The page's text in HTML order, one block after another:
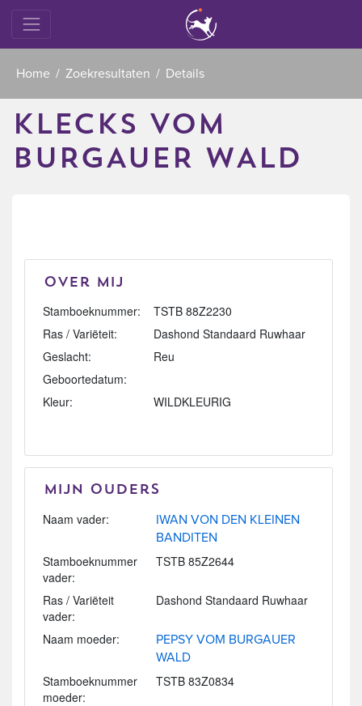
Home Zoekresultaten Details
KLECKS VOM
BURGAUER WALD
Over mij
Stamboeknummer:
TSTB 88Z2230
Ras / Variëteit:
Dashond Standaard Ruwhaar
Geslacht:
Reu
Geboortedatum:
Kleur:
WILDKLEURIG
Mijn Ouders
Naam vader:
IWAN VON DEN KLEINEN
BANDITEN
Stamboeknummer
vader:
TSTB 85Z2644
Ras / Variëteit
vader:
Dashond Standaard Ruwhaar
Naam moeder:
PEPSY VOM BURGAUER
WALD
Stamboeknummer
moeder:
TSTB 83Z0834